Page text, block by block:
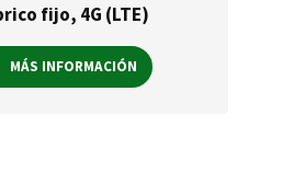
fijo, 4G (LTE)
MÁS INFORMACIÓN